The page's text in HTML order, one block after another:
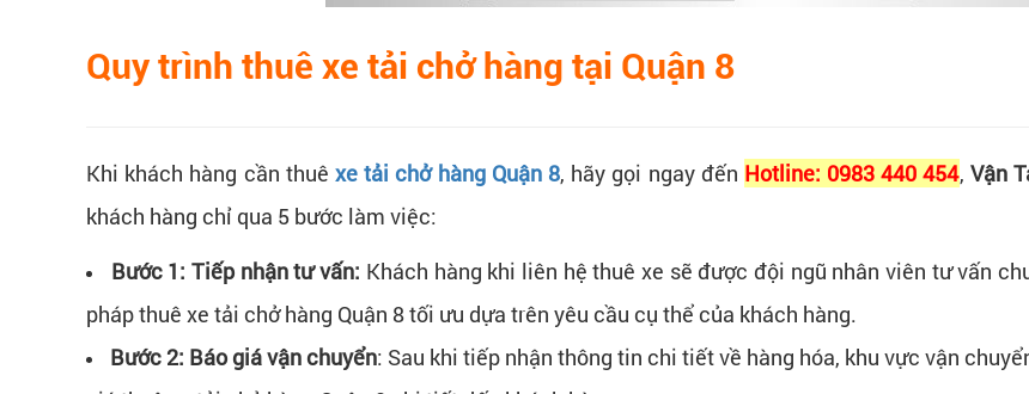
Quy trình thuê xe tải chở hàng tại Quận 8
Khi khách hàng cần thuê xe tải chở hàng Quận 8, hãy gọi ngay đến Hotline: 0983 440 454, Vận
khách hàng chỉ qua 5 bước làm việc:
Bước 1: Tiếp nhận tư vấn: Khách hàng khi liên hệ thuê xe sẽ được đội ngũ nhân viên tư vấn
pháp thuê xe tải chở hàng Quận 8 tối ưu dựa trên yêu cầu cụ thể của khách hàng.
Bước 2: Báo giá vận chuyển: Sau khi tiếp nhận thông tin chi tiết về hàng hóa, khu vực vận